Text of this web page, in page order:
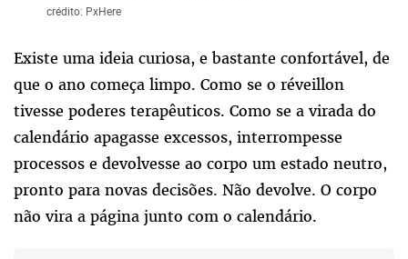
crédito: PxHere
Existe uma ideia curiosa, e bastante confortável, de
que o ano começa limpo. Como se o réveillon
tivesse poderes terapêuticos. Como se a virada do
calendário apagasse excessos, interrompesse
processos e devolvesse ao corpo um estado neutro,
pronto para novas decisões. Não devolve. O corpo
não vira a página junto com o calendário.